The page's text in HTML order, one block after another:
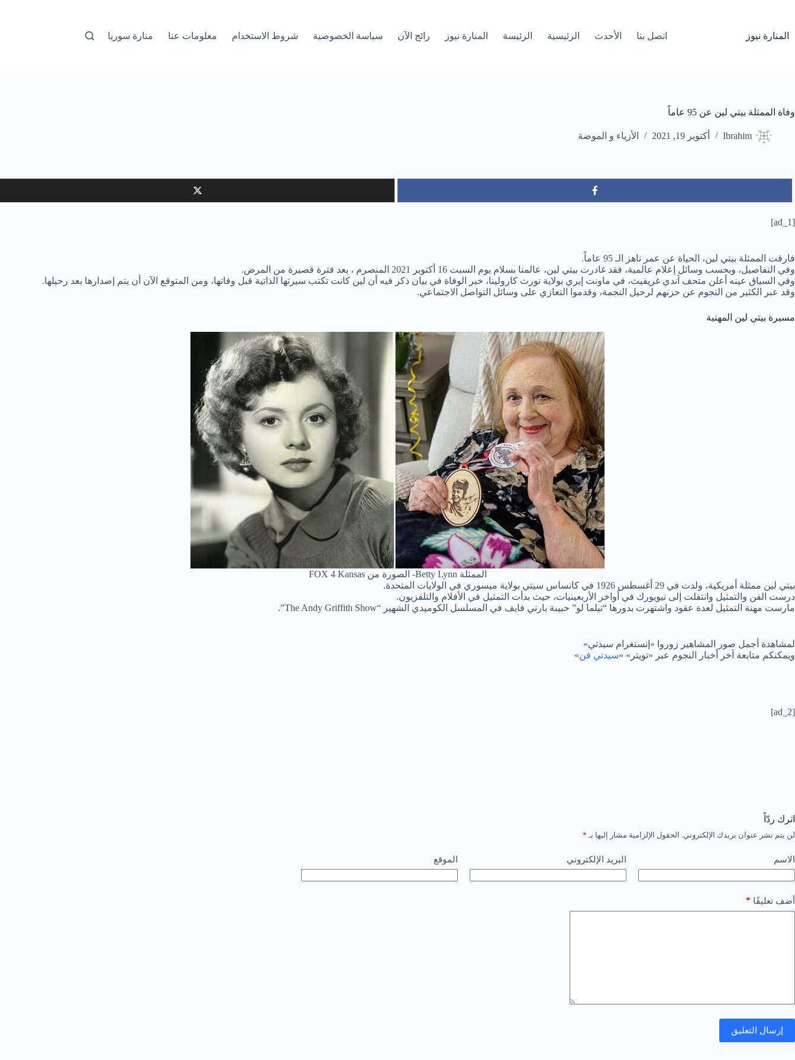
المنارة نيوز اتصل بنا الأحدث الرئيسية الرئیسة المنارة نيوز رائج الآن سياسة الخصوصية شروط الاستخدام معلومات عنا منارة سوريا
وفاة الممثلة بيتي لين عن 95 عاماً
Ibrahim أكتوبر 19, 2021 الأزياء و الموضة
[ad_1]
فارقت الممثلة بيتي لين، الحياة عن عمر ناهز الـ 95 عاماً.
وفي التفاصيل، وبحسب وسائل إعلام عالمية، فقد غادرت بيتي لين، عالمنا بسلام يوم السبت 16 أكتوبر 2021 المنصرم ، بعد فترة قصيرة من المرض.
وفي السياق عينه أعلن متحف آندي غريفيث، في ماونت إيري بولاية نورث كارولينا، خبر الوفاة في بيان ذكر فيه أن لين كانت تكتب سيرتها الذاتية قبل وفاتها، ومن المتوقع الآن أن يتم إصدارها بعد رحيلها.
وقد عبر الكثير من النجوم عن حزنهم لرحيل النجمة، وقدموا التعازي على وسائل التواصل الاجتماعي.
مسيرة بيتي لين المهنية
الممثلة Betty Lynn- الصورة من FOX 4 Kansas
بيتي لين ممثلة أمريكية، ولدت في 29 أغسطس 1926 في كانساس سيتي بولاية ميسوري في الولايات المتحدة.
درست الفن والتمثيل وانتقلت إلى نيويورك في أواخر الأربعينيات، حيث بدأت التمثيل في الأفلام والتلفزيون.
مارست مهنة التمثيل لعدة عقود واشتهرت بدورها “تيلما لو” حبيبة بارني فايف في المسلسل الكوميدي الشهير “The Andy Griffith Show”.
لمشاهدة أجمل صور المشاهير زوروا «إنستغرام سيدتي»
ويمكنكم متابعة آخر أخبار النجوم عبر «تويتر» «سيدتي فن»
[ad_2]
اترك ردّاً
لن يتم نشر عنوان بريدك الإلكتروني. الحقول الإلزامية مشار إليها بـ *
الاسم البريد الإلكتروني الموقع
أضف تعليقًا *
إرسال التعليق